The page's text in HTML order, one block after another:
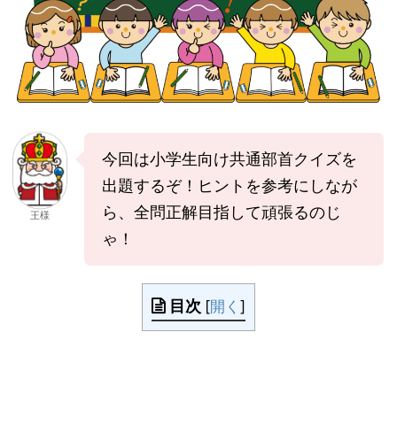
王様
今回は小学生向け共通部首クイズを
出題するぞ！ヒントを参考にしなが
ら、全問正解目指して頑張るのじ
ゃ！
目次 [開く ]